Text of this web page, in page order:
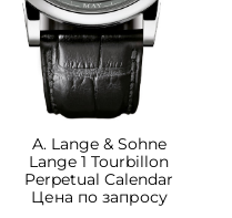
A. Lange & Sohne
Lange 1 Tourbillon
Perpetual Calendar
Цена по запросу